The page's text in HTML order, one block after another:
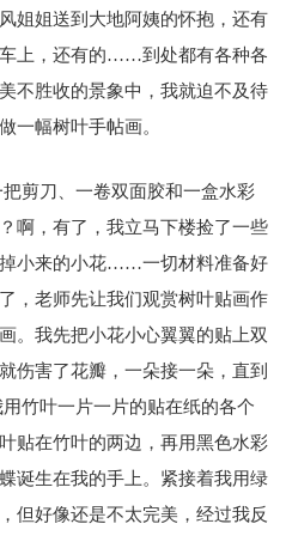
姐姐送到大地阿姨的怀抱，还有
上，还有的……到处都有各种各
不胜收的景象中，我就迫不及待
一幅树叶手帖画。
剪刀、一卷双面胶和一盒水彩
啊，有了，我立马下楼捡了一些
小来的小花……一切材料准备好
，老师先让我们观赏树叶贴画作
。我先把小花小心翼翼的贴上双
伤害了花瓣，一朵接一朵，直到
竹叶一片一片的贴在纸的各个
贴在竹叶的两边，再用黑色水彩
诞生在我的手上。紧接着我用绿
但好像还是不太完美，经过我反